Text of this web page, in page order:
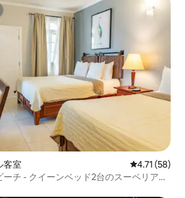
客室 レビュー58
4.71 (58)
ーチ - クイーンベッド2台のスーペリアル